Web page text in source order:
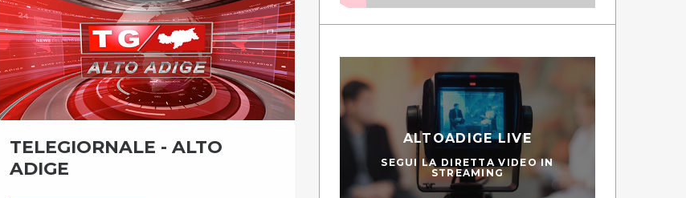
TELEGIORNALE - ALTO
ADIGE
TG LADINOALTOADIGE LIVE
SEGUI LA DIRETTA VIDEO IN
STREAMING